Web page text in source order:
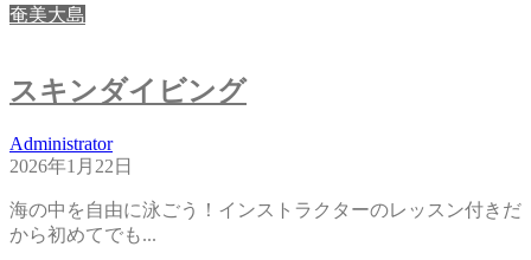
奄美大島
スキンダイビング
Administrator
2026年1月22日
海の中を自由に泳ごう！インストラクターのレッスン付きだ
から初めてでも...